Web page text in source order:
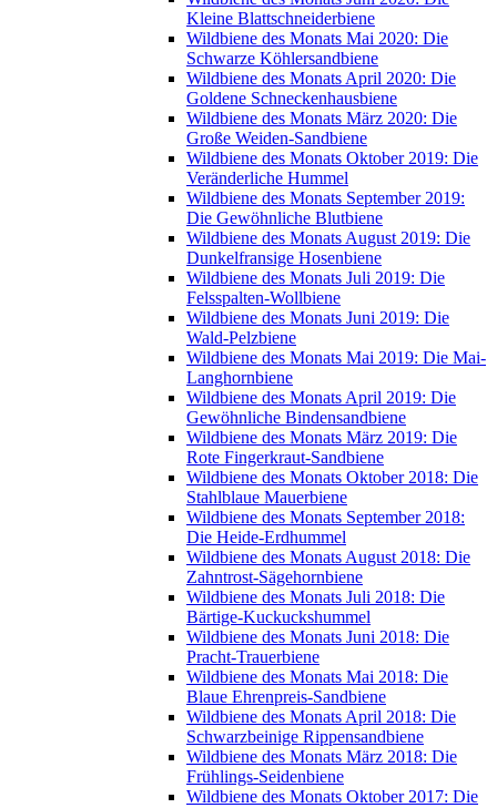
Kleine Blattschneiderbiene
Wildbiene des Monats Mai 2020: Die
Schwarze Köhlersandbiene
Wildbiene des Monats April 2020: Die
Goldene Schneckenhausbiene
Wildbiene des Monats März 2020: Die
Große Weiden-Sandbiene
Wildbiene des Monats Oktober 2019: Die
Veränderliche Hummel
Wildbiene des Monats September 2019:
Die Gewöhnliche Blutbiene
Wildbiene des Monats August 2019: Die
Dunkelfransige Hosenbiene
Wildbiene des Monats Juli 2019: Die
Felsspalten-Wollbiene
Wildbiene des Monats Juni 2019: Die
Wald-Pelzbiene
Wildbiene des Monats Mai 2019: Die Mai-
Langhornbiene
Wildbiene des Monats April 2019: Die
Gewöhnliche Bindensandbiene
Wildbiene des Monats März 2019: Die
Rote Fingerkraut-Sandbiene
Wildbiene des Monats Oktober 2018: Die
Stahlblaue Mauerbiene
Wildbiene des Monats September 2018:
Die Heide-Erdhummel
Wildbiene des Monats August 2018: Die
Zahntrost-Sägehornbiene
Wildbiene des Monats Juli 2018: Die
Bärtige-Kuckuckshummel
Wildbiene des Monats Juni 2018: Die
Pracht-Trauerbiene
Wildbiene des Monats Mai 2018: Die
Blaue Ehrenpreis-Sandbiene
Wildbiene des Monats April 2018: Die
Schwarzbeinige Rippensandbiene
Wildbiene des Monats März 2018: Die
Frühlings-Seidenbiene
Wildbiene des Monats Oktober 2017: Die